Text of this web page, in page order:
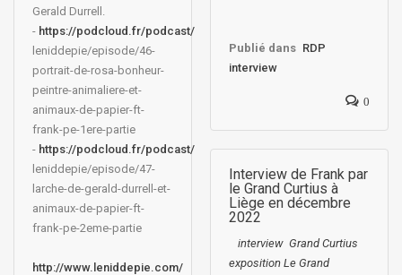
Gerald Durrell.
- https://podcloud.fr/podcast/
leniddepie/episode/46-
portrait-de-rosa-bonheur-
peintre-animaliere-et-
animaux-de-papier-ft-
frank-pe-1ere-partie
- https://podcloud.fr/podcast/
leniddepie/episode/47-
larche-de-gerald-durrell-et-
animaux-de-papier-ft-
frank-pe-2eme-partie
http://www.leniddepie.com/
Publié dans RDP
interview
0
Interview de Frank par
le Grand Curtius à
Liège en décembre
2022
interview Grand Curtius
exposition Le Grand